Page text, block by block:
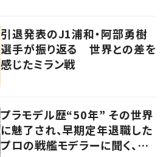
引退発表のJ1浦和・阿部勇樹
選手が振り返る 世界との差を
感じたミラン戦
プラモデル歴“50年” その世界
に魅了され、早期定年退職した
プロの戦艦モデラーに聞く、充